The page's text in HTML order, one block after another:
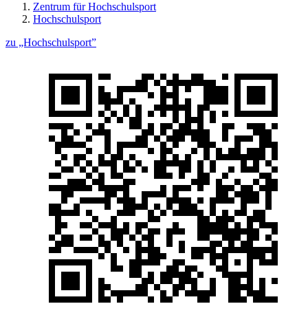
Zentrum für Hochschulsport
Hochschulsport
zu „Hochschulsport”